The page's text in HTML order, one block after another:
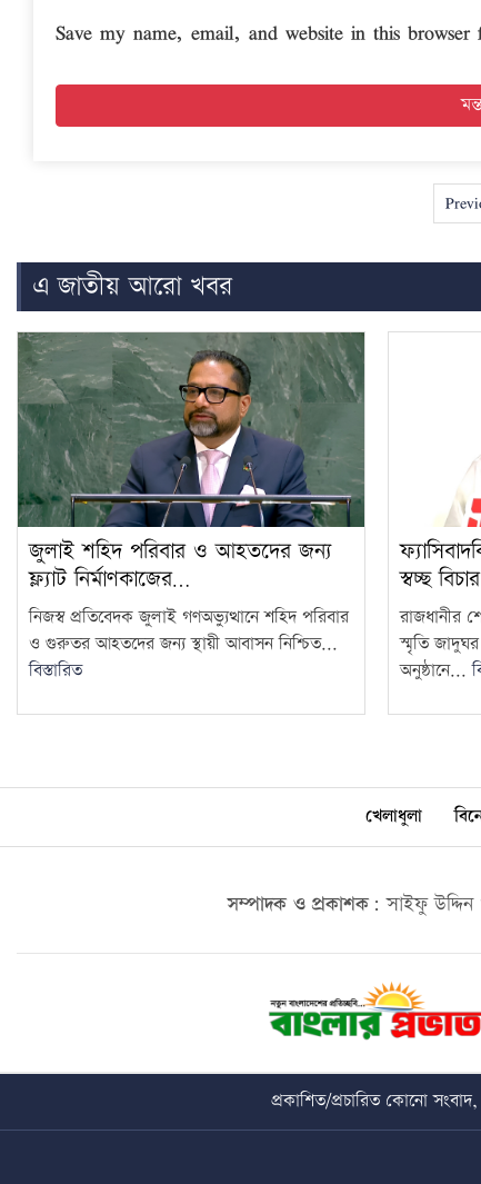
Save my name, email, and website in this
এ জাতীয় আরো খবর
জুলাই শহিদ পরিবার ও আহতদের জন্য
ফ্ল্যাট নির্মাণকাজের…
নিজস্ব প্রতিবেদক জুলাই গণঅভ্যুত্থানে শহিদ পরিবার
ও গুরুতর আহতদের জন্য স্থায়ী আবাসন নিশ্চিত...
বিস্তারিত
স্বচ্ছ
রাজধানীর
স্মৃতি
অনুষ্ঠানে...
খেলাধুলা
সম্পাদক ও প্রকাশক: সাইফু উদ্দিন
প্রকাশিত/প্রচারিত কোনো